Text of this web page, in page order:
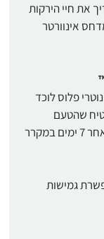
את חיי הירקות
לעומת מדחס אינוורטר
פלוס לוכד
שהטעם
גמישות